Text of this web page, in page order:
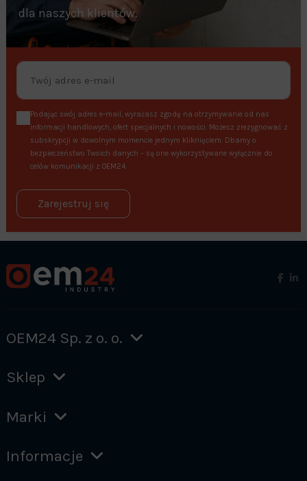
dla naszych klientów.
Podając swój adres e-mail, wyrażasz zgodę na otrzymywanie od nas
informacji handlowych, ofert specjalnych i nowości. Możesz zrezygnować z
subskrypcji w dowolnym momencie jednym kliknięciem. Dbamy o
bezpieczeństwo Twoich danych – są one wykorzystywane wyłącznie do
celów komunikacji z OEM24.
Zarejestruj się
OEM24 Sp. z o. o.
Sklep
Marki
Informacje